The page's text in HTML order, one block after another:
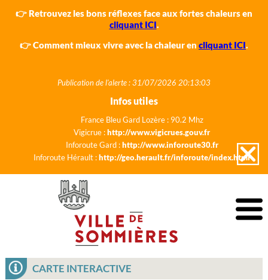
👉 Retrouvez les bons réflexes face aux fortes chaleurs en
cliquant ICI.
👉 Comment mieux vivre avec la chaleur en cliquant ICI.
Publication de l'alerte : 31/07/2026 20:13:03
Infos utiles
France Bleu Gard Lozère : 90.2 Mhz
Vigicrue :http://www.vigicrues.gouv.fr
Inforoute Gard :http://www.inforoute30.fr
Inforoute Hérault :http://geo.herault.fr/inforoute/index.html
CARTE INTERACTIVE